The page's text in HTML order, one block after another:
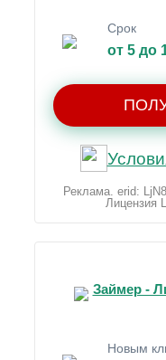
Срок
от 5 до
Реклама. erid:
Лицензия
Займер -
Новым